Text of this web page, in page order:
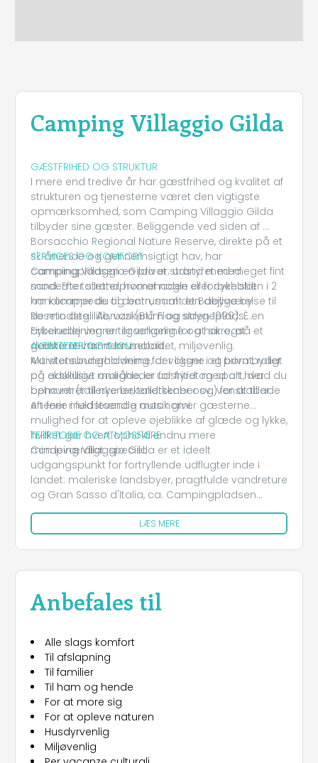
Camping Villaggio Gilda
GÆSTFRIHED OG STRUKTUR
I mere end tredive år har gæstfrihed og kvalitet af
strukturen og tjenesterne været den vigtigste
opmærksomhed, som Camping Villaggio Gilda
tilbyder sine gæster. Beliggende ved siden af ​​
Borsacchio Regional Nature Reserve, direkte på et
skrånende og gennemsigtigt hav, har
campingpladsen en privat strand med meget fint
sand. Efter strandpromenaden eller cykelstien i 2
km kommer du til centrum af den dejlige by
Roseto degli Abruzzi (Blå Flag siden 1999). È en
cykeludlejning er tilgængelig for at sikre, at
gæsterne har nem mobilitet, miljøvenlig.
SERVICES OG KOMFORT
Camping Villaggio Gilda er; udstyret med
moderne toiletter, hvoraf nogle er forbeholdt
handicappede og børn, samt et Babyværelse til
de mindste. lille, vaskerum og strygeplads.
Firbenede venner er velkomne og har også et
dedikeret varmt brusebad.
Murstensbungalowerne, der ligger i et privat, roligt
og eksklusivt område, er udstyret med alt hvad du
behøver (tallerkener, tallerkener osv.) for at tillade
en ferie i fuldstændig autonomi.
AKTIVITETER OG SJOV
Aktivitetsunderholdning for voksne og børn byder
på adskillige muligheder for fritid og sport, der
opmuntrer til nye bekendtskaber og venskaber.
Aftener med levende musik giver gæsterne
mulighed for at opleve øjeblikke af glæde og lykke,
hvilket gør hvert ophold endnu mere
mindeværdigt. speciel.
TERRITORIE OG ATMOSFÆRE
Camping Villaggio Gilda er et ideelt
udgangspunkt for fortryllende udflugter inde i
landet: maleriske landsbyer, pragtfulde vandreture
og Gran Sasso d'Italia, ca. Campingpladsen
fungerer også som et "territorialt agentur", der
altid er tilgængeligt for at give råd og information
for at opdage de forslag, som Abruzzo, den
grønne region i Europa, har at tilbyde. Den positive
alkymi af menneskelige relationer skaber en
spændende og fredfyldt ferie.
LÆS MERE
Anbefales til
Alle slags komfort
Til afslapning
Til familier
Til ham og hende
For at more sig
For at opleve naturen
Husdyrvenlig
Miljøvenlig